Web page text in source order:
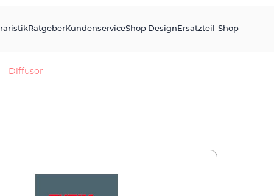
RatgeberKundenserviceShop Design Ersatzteil-Shop
Diffusor